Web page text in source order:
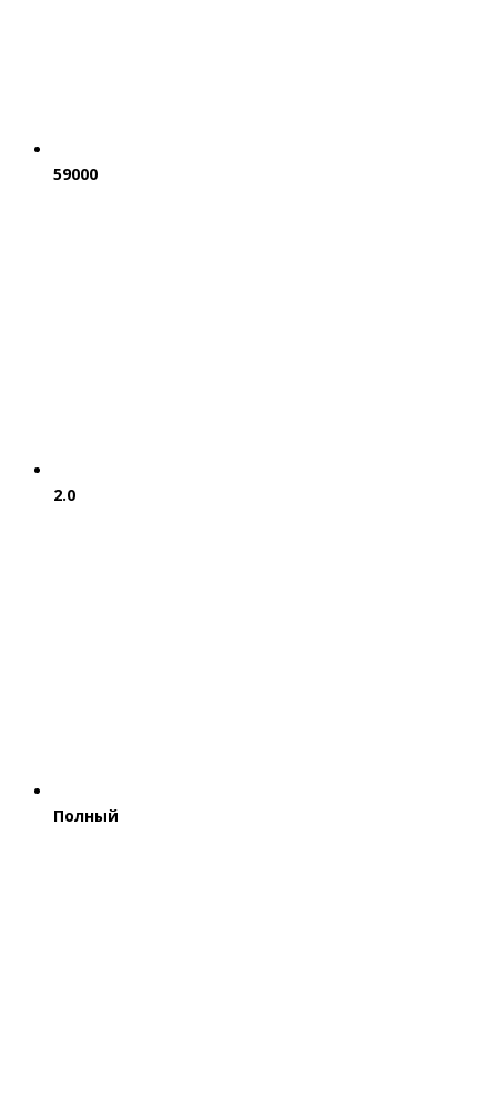
59000
2.0
Полный